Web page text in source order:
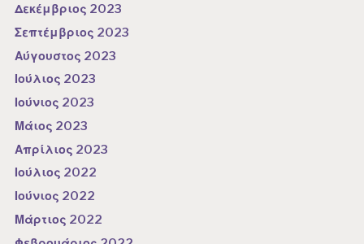
Δεκέμβριος 2023
Σεπτέμβριος 2023
Αύγουστος 2023
Ιούλιος 2023
Ιούνιος 2023
Μάιος 2023
Απρίλιος 2023
Ιούλιος 2022
Ιούνιος 2022
Μάρτιος 2022